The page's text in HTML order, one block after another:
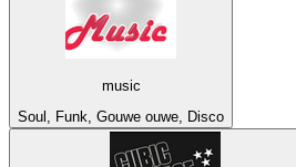
music
Soul, Funk, Gouwe ouwe, Disco